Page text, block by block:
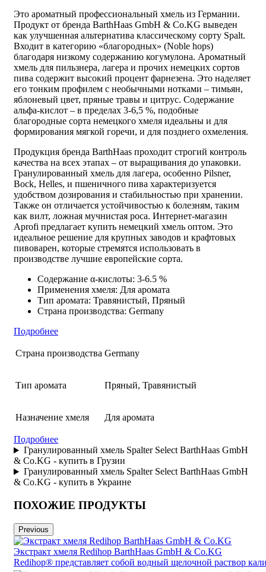
Это ароматный профессиональный хмель из Германии.
Продукт от бренда BarthHaas GmbH & Co.KG выведен
как улучшенная альтернатива классическому сорту Spalt.
Входит в категорию «благородных» (Noble hops)
благодаря низкому содержанию когумулона. Ароматный
хмель для пильзнера, лагера и прочих немецких сортов
пива содержит высокий процент фарнезена. Это наделяет
его тонким профилем с необычными нотками – тимьян,
яблоневый цвет, пряные травы и цитрус. Содержание
альфа-кислот – в пределах 3-6,5 %, подобные
благородные сорта немецкого хмеля идеальны и для
формирования мягкой горечи, и для позднего охмеления.
Продукция бренда BarthHaas проходит строгий контроль
качества на всех этапах – от выращивания до упаковки.
Гранулированный хмель для лагера, особенно Pilsner,
Bock, Helles, и пшеничного пива характеризуется
удобством дозирования и стабильностью при хранении.
Также он отличается устойчивостью к болезням, таким
как вилт, ложная мучнистая роса. Интернет-магазин
Aprofi предлагает купить немецкий хмель оптом. Это
идеальное решение для крупных заводов и крафтовых
пивоварен, которые стремятся использовать в
производстве лучшие европейские сорта.
Содержание α-кислоты: 3-6.5 %
Применения хмеля: Для аромата
Тип аромата: Травянистый, Пряный
Страна производства: Germany
Подробнее
Страна производства Germany
Тип аромата Пряный, Травянистый
Назначение хмеля Для аромата
Подробнее
Гранулированный хмель Spalter Select BarthHaas GmbH
& Co.KG - купить в Грузии
Гранулированный хмель Spalter Select BarthHaas GmbH
& Co.KG - купить в Украине
ПОХОЖИЕ ПРОДУКТЫ
Previous
Экстракт хмеля Redihop BarthHaas GmbH & Co.KG
Redihop® представляет собой водный щелочной раствор